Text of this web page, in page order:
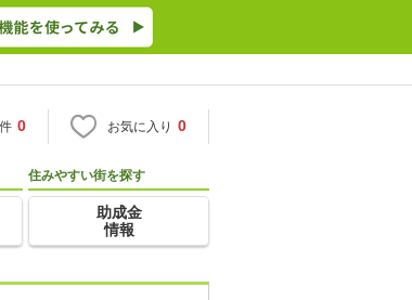
0 お気に入り 0
住みやすい街を探す
助成金
情報